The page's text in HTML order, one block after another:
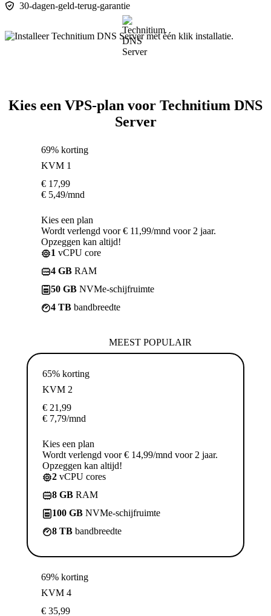
30-dagen-geld-terug-garantie
Kies een VPS-plan voor Technitium DNS
Server
69% korting
KVM 1
€ 17,99
€ 5,49/mnd
Kies een plan
Wordt verlengd voor € 11,99/mnd voor 2 jaar.
Opzeggen kan altijd!
1 vCPU core
4 GB RAM
50 GB NVMe-schijfruimte
4 TB bandbreedte
MEEST POPULAIR
65% korting
KVM 2
€ 21,99
€ 7,79/mnd
Kies een plan
Wordt verlengd voor € 14,99/mnd voor 2 jaar.
Opzeggen kan altijd!
2 vCPU cores
8 GB RAM
100 GB NVMe-schijfruimte
8 TB bandbreedte
69% korting
KVM 4
€ 35,99